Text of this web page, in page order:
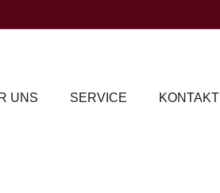
UNS SERVICE KONTAKT